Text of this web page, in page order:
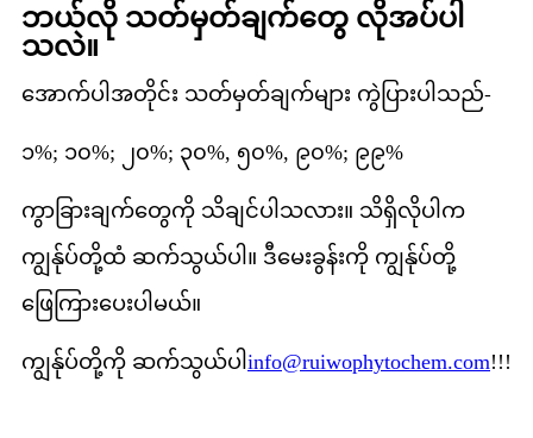
ဘယ်လို သတ်မှတ်ချက်တွေ လိုအပ်ပါ
သလဲ။
အောက်ပါအတိုင်း သတ်မှတ်ချက်များ ကွဲပြားပါသည်-
၁%; ၁၀%; ၂၀%; ၃၀%, ၅၀%, ၉၀%; ၉၉%
ကွာခြားချက်တွေကို သိချင်ပါသလား။ သိရှိလိုပါက
ကျွန်ုပ်တို့ထံ ဆက်သွယ်ပါ။ ဒီမေးခွန်းကို ကျွန်ုပ်တို့
ဖြေကြားပေးပါမယ်။
ကျွန်ုပ်တို့ကို ဆက်သွယ်ပါ info@ruiwophytochem.com!!!